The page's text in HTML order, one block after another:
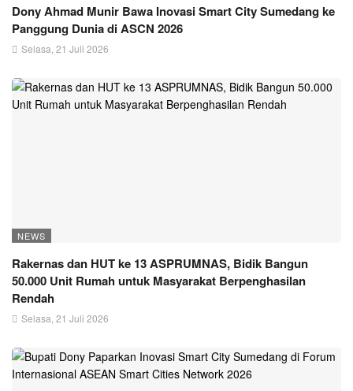
Dony Ahmad Munir Bawa Inovasi Smart City Sumedang ke
Panggung Dunia di ASCN 2026
Selasa, 21 Juli 2026
NEWS
Rakernas dan HUT ke 13 ASPRUMNAS, Bidik Bangun
50.000 Unit Rumah untuk Masyarakat Berpenghasilan
Rendah
Selasa, 21 Juli 2026